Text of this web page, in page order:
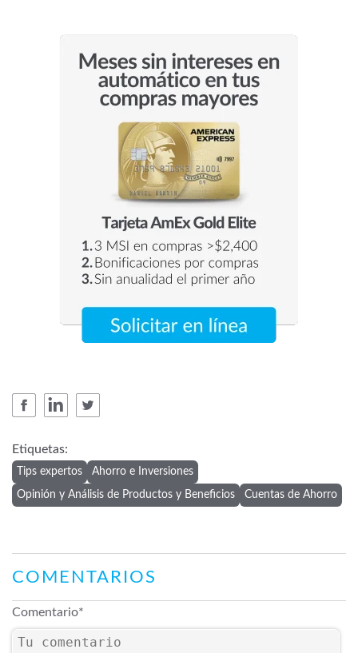
Etiquetas:
Tips expertos Ahorro e Inversiones
Opinión y Análisis de Productos y Beneficios Cuentas de Ahorro
COMENTARIOS
Comentario*